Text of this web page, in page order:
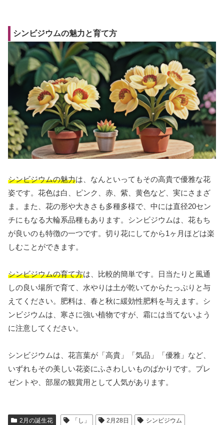
シンビジウムの魅力と育て方
シンビジウムの魅力は、なんといってもその高貴で優雅な花
姿です。花色は白、ピンク、赤、紫、黄色など、実にさまざ
ま。また、花の形や大きさも多種多様で、中には直径20セン
チにもなる大輪系品種もあります。シンビジウムは、花もち
が良いのも特徴の一つです。切り花にしてから1ヶ月ほどは楽
しむことができます。
シンビジウムの育て方は、比較的簡単です。日当たりと風通
しの良い場所で育て、水やりは土が乾いてからたっぷりと与
えてください。肥料は、春と秋に緩効性肥料を与えます。シ
ンビジウムは、寒さに強い植物ですが、霜には当てないよう
に注意してください。
シンビジウムは、花言葉が「高貴」「気品」「優雅」など、
いずれもその美しい花姿にふさわしいものばかりです。プレ
ゼントや、部屋の観賞用として人気があります。
2月の誕生花 「し」 2月28日
シンビジウム